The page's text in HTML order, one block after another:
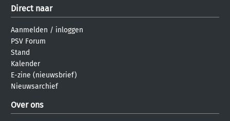
Direct naar
Aanmelden / inloggen
PSV Forum
Stand
Kalender
E-zine (nieuwsbrief)
Nieuwsarchief
Over ons